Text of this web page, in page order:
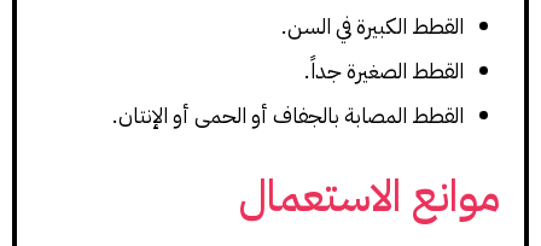
القطط الكبيرة في السن.
القطط الصغيرة جداً.
القطط المصابة بالجفاف أو الحمى أو الإنتان.
موانع الاستعمال